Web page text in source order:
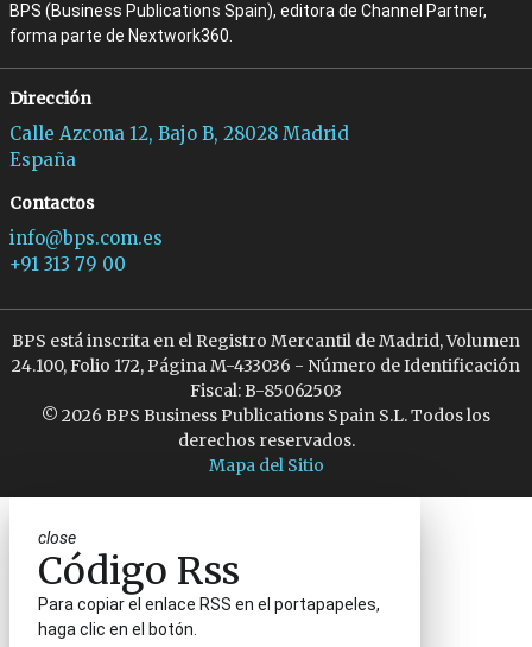
BPS (Business Publications Spain), editora de Channel Partner,
forma parte de Nextwork360.
Dirección
Calle Azcona 12, Bajo B, 28028 Madrid
España
Contactos
info@bps.com.es
+91 313 79 00
BPS está inscrita en el Registro Mercantil de Madrid, Volumen
24.100, Folio 172, Página M-433036 - Número de Identificación
Fiscal: B-85062503
© 2026 BPS Business Publications Spain S.L. Todos los
derechos reservados.
Mapa del Sitio
close
Código Rss
Para copiar el enlace RSS en el portapapeles,
haga clic en el botón.